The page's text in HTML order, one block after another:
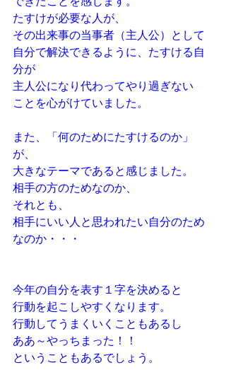
たすけが必要な人が、
その出来事の当事者（主人公）として
自分で解決できるように、たすける自
分が
主人公になり代わってやり過ぎない
ことを心がけていました。
また、「何のためにたすけるのか」
が、
大きなテーマであると感じました。
相手の方のためなのか、
それとも、
相手にいい人と思われたい自分のため
なのか・・・
今年の自分を表す１字を決めると
行動を起こしやすくなります。
行動してうまくいくこともあるし
ああ～やっちまった！！
ということもあるでしょう。